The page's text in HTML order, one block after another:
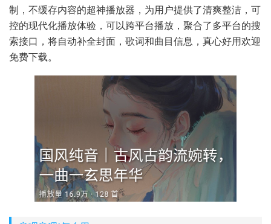
制，不缓存内容的超神播放器，为用户提供了清爽整洁，可
控的现代化播放体验，可以跨平台播放，聚合了多平台的搜
索接口，将自动补全封面，歌词和曲目信息，真心好用欢迎
免费下载。